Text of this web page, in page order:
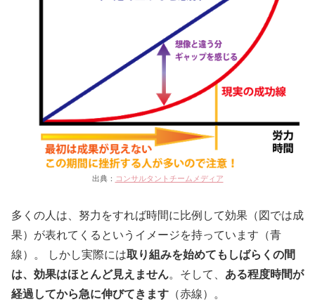
出典： コンサルタントチームメディア
多くの人は、努力をすれば時間に比例して効果（図では成
果）が表れてくるというイメージを持っています（青
線）。 しかし実際には取り組みを始めてもしばらくの間
は、効果はほとんど見えません。そして、 ある程度時間が
経過してから急に伸びてきます （赤線）。